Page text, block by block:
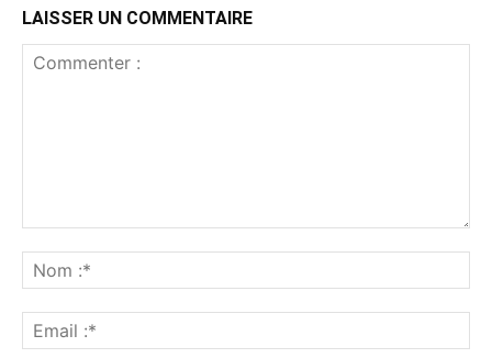
LAISSER UN COMMENTAIRE